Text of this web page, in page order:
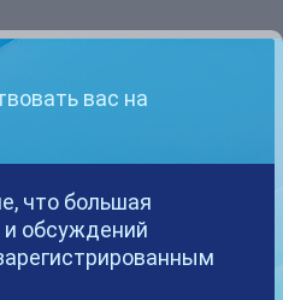
2022
сказал:
статью
вас на
что большая
обсуждений